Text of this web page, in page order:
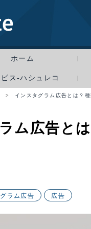
ホーム
ス-ハシュレコ
> インスタグラム広告とは？
ム広告と
ラム広告 広告